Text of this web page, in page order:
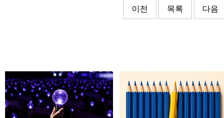
이전 목록 다음